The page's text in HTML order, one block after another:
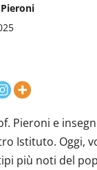
Pieroni e
Istituto. Oggi,
più noti del